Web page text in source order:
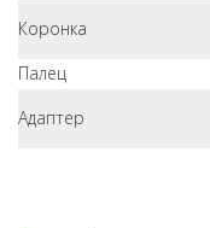
Коронка
Палец
Адаптер